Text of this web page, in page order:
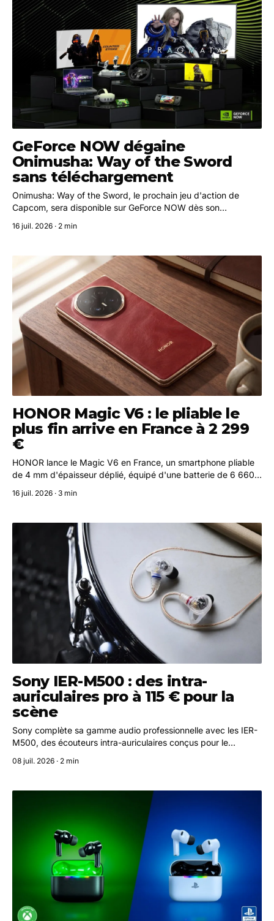
GeForce NOW dégaine
Onimusha: Way of the Sword
sans téléchargement
Onimusha: Way of the Sword, le prochain jeu d'action de
Capcom, sera disponible sur GeForce NOW dès son
accessible en streaming.
16 juil. 2026 · 2 min
HONOR Magic V6 : le pliable le
plus fin arrive en France à 2 299
€
HONOR lance le Magic V6 en France, un smartphone pliable
de 4 mm d'épaisseur déplié, équipé d'une batterie de 6 660
16 juil. 2026 · 3 min
Sony IER-M500 : des intra-
auriculaires pro à 115 € pour la
scène
Sony complète sa gamme audio professionnelle avec les IER-
M500, des écouteurs intra-auriculaires conçus pour le
conseillé de 115 €.
08 juil. 2026 · 2 min